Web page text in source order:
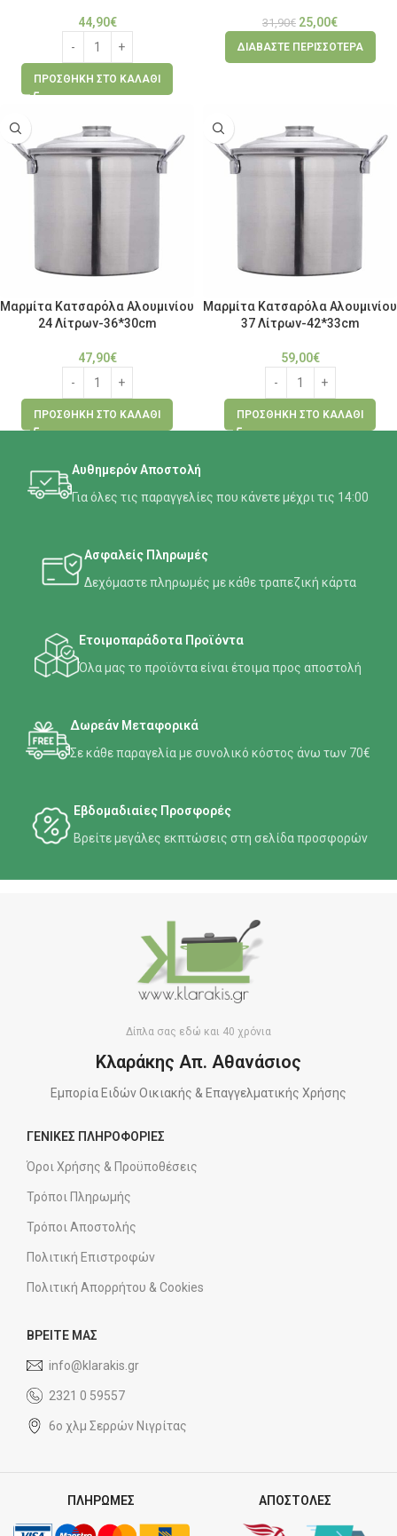
44,90€
ΠΡΟΣΘΉΚΗ ΣΤΟ ΚΑΛΆΘΙ
31,90€ 25,00€
ΔΙΑΒΆΣΤΕ ΠΕΡΙΣΣΌΤΕΡΑ
Μαρμίτα Κατσαρόλα Αλουμινίου
24 Λίτρων-36*30cm
47,90€
ΠΡΟΣΘΉΚΗ ΣΤΟ ΚΑΛΆΘΙ
Μαρμίτα Κατσαρόλα Αλουμινίου
37 Λίτρων-42*33cm
59,00€
ΠΡΟΣΘΉΚΗ ΣΤΟ ΚΑΛΆΘΙ
Αυθημερόν Αποστολή
Για όλες τις παραγγελίες που κάνετε μέχρι τις 14:00
Ασφαλείς Πληρωμές
Δεχόμαστε πληρωμές με κάθε τραπεζική κάρτα
Ετοιμοπαράδοτα Προϊόντα
Όλα μας το προϊόντα είναι έτοιμα προς αποστολή
Δωρεάν Μεταφορικά
Σε κάθε παραγελία με συνολικό κόστος άνω των 70€
Εβδομαδιαίες Προσφορές
Βρείτε μεγάλες εκπτώσεις στη σελίδα προσφορών
Δίπλα σας εδώ και 40 χρόνια
Κλαράκης Απ. Αθανάσιος
Εμπορία Ειδών Οικιακής & Επαγγελματικής Χρήσης
ΓΕΝΙΚΕΣ ΠΛΗΡΟΦΟΡΙΕΣ
Όροι Χρήσης & Προϋποθέσεις
Τρόποι Πληρωμής
Τρόποι Αποστολής
Πολιτική Επιστροφών
Πολιτική Απορρήτου & Cookies
ΒΡΕΙΤΕ ΜΑΣ
info@klarakis.gr
2321 0 59557
6ο χλμ Σερρών Νιγρίτας
ΠΛΗΡΩΜΕΣ ΑΠΟΣΤΟΛΕΣ